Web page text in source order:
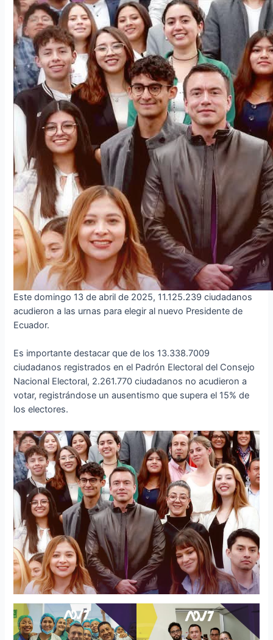
Este domingo 13 de abril de 2025, 11.125.239 ciudadanos
acudieron a las urnas para elegir al nuevo Presidente de
Ecuador.
Es importante destacar que de los 13.338.7009
ciudadanos registrados en el Padrón Electoral del Consejo
Nacional Electoral, 2.261.770 ciudadanos no acudieron a
votar, registrándose un ausentismo que supera el 15% de
los electores.